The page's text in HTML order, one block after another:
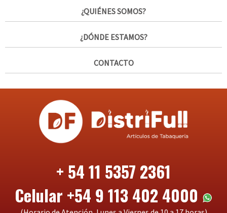
¿QUIÉNES SOMOS?
¿DÓNDE ESTAMOS?
CONTACTO
+ 54 11 5357 2361
Celular +54 9 113 402 4000